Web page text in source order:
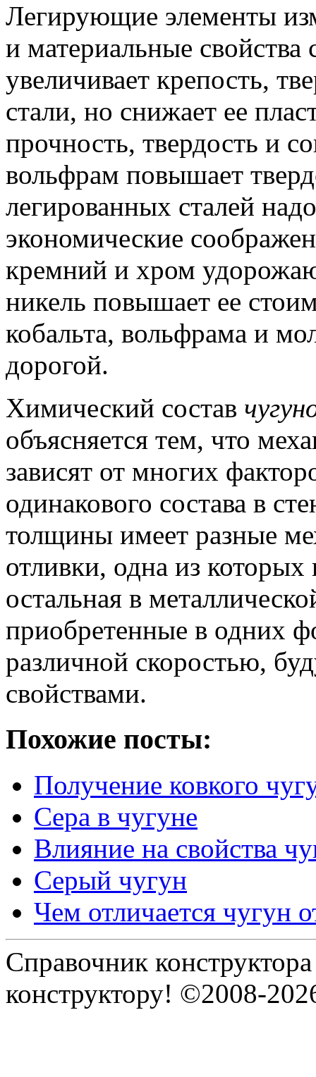
Легирующие элементы
и материальные свойства
увеличивает крепость,
стали, но снижает ее
прочность, твердость и
вольфрам повышает
легированных сталей
экономические
кремний и хром
никель повышает ее
кобальта, вольфрама и
дорогой.
Химический состав
объясняется тем, что
зависят от многих
одинакового состава в
толщины имеет разные
отливки, одна из
остальная в
приобретенные в одних
различной скоростью,
свойствами.
Похожие посты:
Получение ковкого
Сера в чугуне
Влияние на свойства
Серый чугун
Чем отличается чугун
Справочник
конструктору! ©2008-